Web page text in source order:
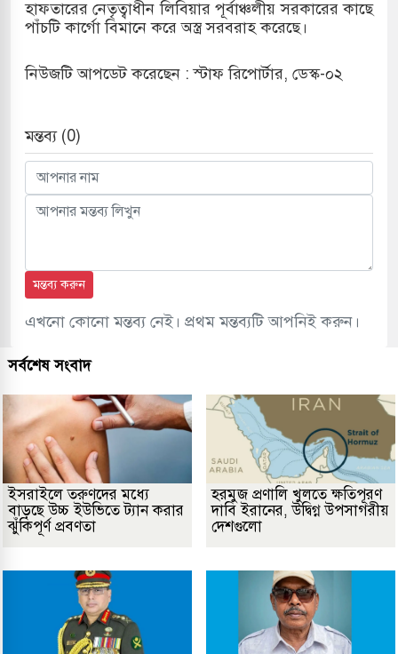
হাফতারের নেতৃত্বাধীন লিবিয়ার পূর্বাঞ্চলীয় সরকারের কাছে
পাঁচটি কার্গো বিমানে করে অস্ত্র সরবরাহ করেছে।
নিউজটি আপডেট করেছেন : স্টাফ রিপোর্টার, ডেস্ক-০২
মন্তব্য (0)
মন্তব্য করুন
এখনো কোনো মন্তব্য নেই। প্রথম মন্তব্যটি আপনিই করুন।
সর্বশেষ সংবাদ
ইসরাইলে তরুণদের মধ্যে
বাড়ছে উচ্চ ইউভিতে ট্যান করার
ঝুঁকিপূর্ণ প্রবণতা
হরমুজ প্রণালি খুলতে ক্ষতিপূরণ
দাবি ইরানের, উদ্বিগ্ন উপসাগরীয়
দেশগুলো